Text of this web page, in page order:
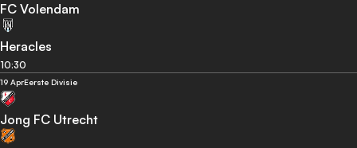
FC Volendam
Heracles
10:30
19 AprEerste Divisie
Jong FC Utrecht